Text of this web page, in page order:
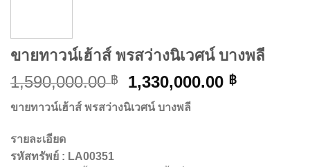
ขายทาวน์เฮ้าส์ พรสว่างนิเวศน์ บางพลี
1,590,000.00฿
Original
price
was:
1,330,000.00 ฿Current
ขายทาวน์เฮ้าส์ พรสว่างนิเวศน์ บางพลี
รายละเอียด
รหัสทรัพย์ : LA00351